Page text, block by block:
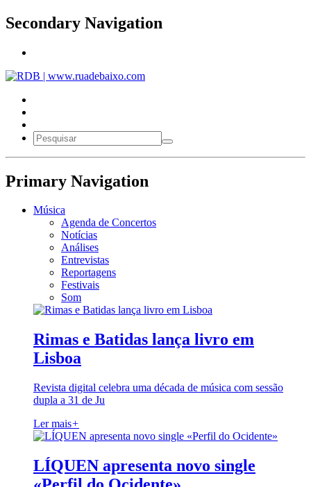
Secondary Navigation
Primary Navigation
Música
Agenda de Concertos
Notícias
Análises
Entrevistas
Reportagens
Festivais
Som
Rimas e Batidas lança livro em
Lisboa
Revista digital celebra uma década de música com sessão
dupla a 31 de Ju
Ler mais+
LÍQUEN apresenta novo single